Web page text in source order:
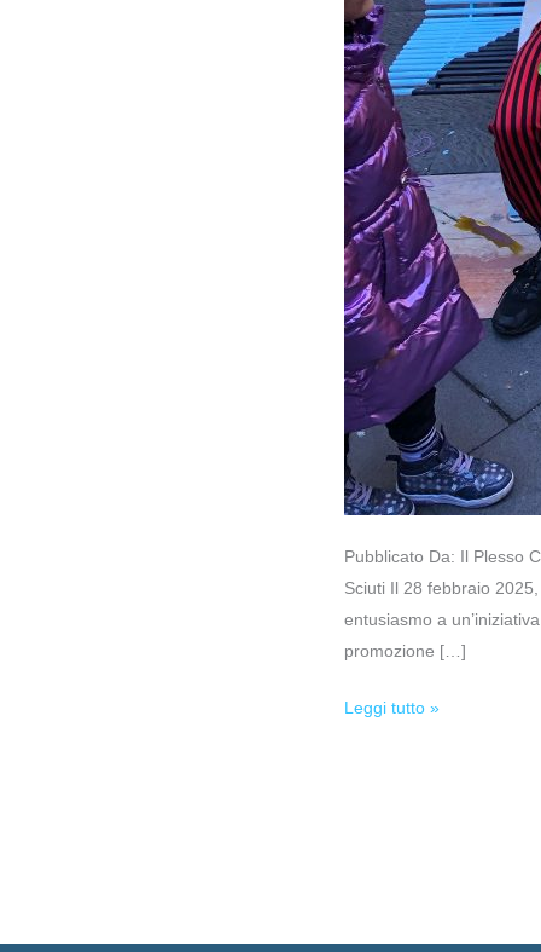
Pubblicato Da: Il Plesso
Sciuti Il 28 febbraio
entusiasmo a
promozione […]
Leggi tutto »